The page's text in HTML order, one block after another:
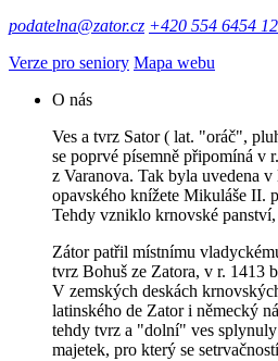
podatelna@zator.cz +420 554 6454
Verze pro seniory Mapa webu
O nás
Ves a tvrz Sator ( lat. "oráč",
se poprvé písemně připomíná v
z Varanova. Tak byla uvedena
opavského knížete Mikuláše II.
Tehdy vzniklo krnovské
Zátor patřil místnímu
tvrz Bohuš ze Zatora, v r. 1413
V zemských deskách
latinského de Zator i německý
tehdy tvrz a "dolní" ves
majetek, pro který se